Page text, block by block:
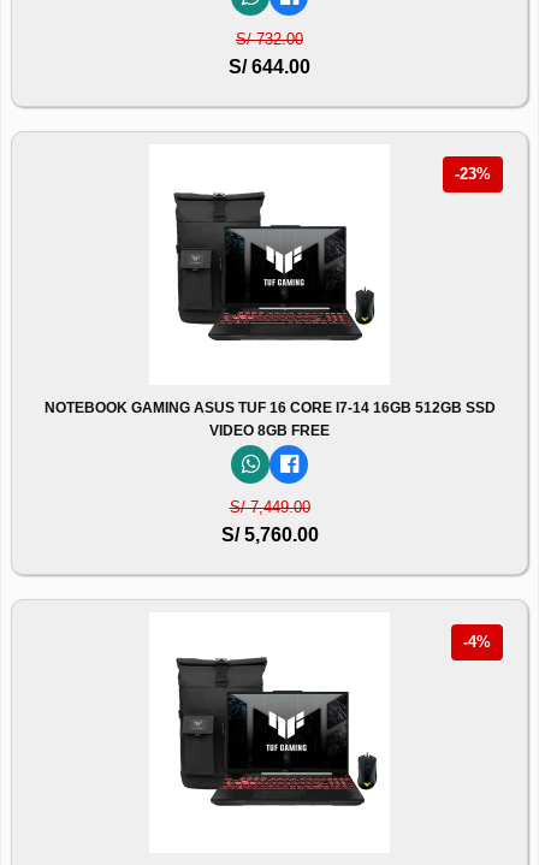
S/ 732.00
S/ 644.00
-23%
NOTEBOOK GAMING ASUS TUF 16 CORE I7-14 16GB 512GB SSD
VIDEO 8GB FREE
S/ 7,449.00
S/ 5,760.00
-4%